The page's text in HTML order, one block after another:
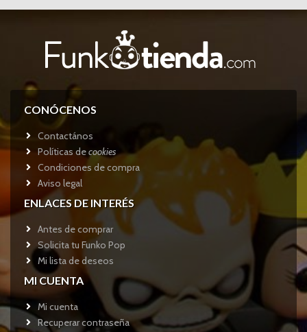
CONÓCENOS
Contactános
Políticas decookies
Condiciones de compra
Aviso legal
ENLACES DE INTERÉS
Antes de comprar
Solicita tu Funko Pop
Mi lista de deseos
MI CUENTA
Mi cuenta
Recuperar contraseña